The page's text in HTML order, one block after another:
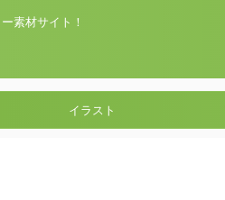
素材サイト！
イラスト